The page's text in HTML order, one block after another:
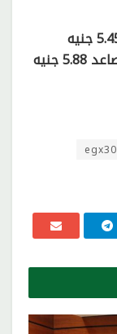
وسهم القلعة صاعد لديه مقاومة عند. 5.45 جنيه
،واختراق المقاومة يكون المستهدف الصاعد 5.88 جنيه